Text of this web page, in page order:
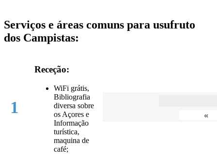
Serviços e áreas comuns para usufruto
dos Campistas:
1
Receção:
WiFi grátis,
Bibliografia
diversa sobre
os Açores e
Informação
turística,
maquina de
café;
«